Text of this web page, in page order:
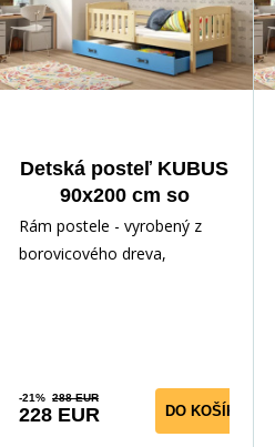
Detská posteľ KUBUS
90x200 cm so
zásuvkou, bez
matraca,
Rám postele - vyrobený z
borovicového dreva,
-21% 288 EUR
228 EUR DO KOŠÍKA